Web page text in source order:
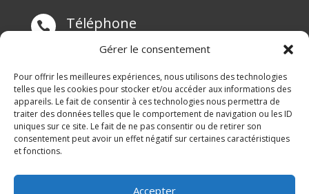
Gérer le consentement
Pour offrir les meilleures expériences, nous utilisons des technologies
telles que les cookies pour stocker et/ou accéder aux informations des
appareils. Le fait de consentir à ces technologies nous permettra de
traiter des données telles que le comportement de navigation ou les ID
uniques sur ce site. Le fait de ne pas consentir ou de retirer son
consentement peut avoir un effet négatif sur certaines caractéristiques
et fonctions.
Accepter
 Téléphone
0668550471
 Adresse
1 rue du Blanc Poirier
70110 SENARGENT MIGNAFANS